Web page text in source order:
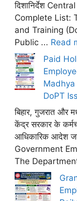
दिशानिर्देश
Complete List:
and Training
Public ... Read
Paid
DoPT
बिहार, गुजरात और
केंद्र सरकार के
आधिकारिक आदेश
Government
The